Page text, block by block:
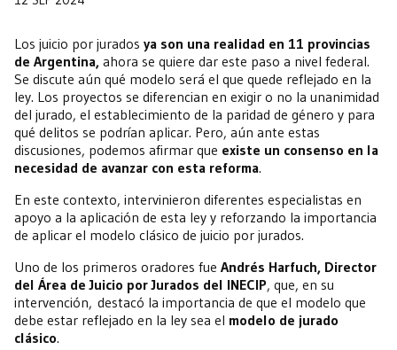
Los juicio por jurados ya son una realidad en 11 provincias
de Argentina, ahora se quiere dar este paso a nivel federal.
Se discute aún qué modelo será el que quede reflejado en la
ley. Los proyectos se diferencian en exigir o no la unanimidad
del jurado, el establecimiento de la paridad de género y para
qué delitos se podrían aplicar. Pero, aún ante estas
discusiones, podemos afirmar que existe un consenso en la
necesidad de avanzar con esta reforma.
En este contexto, intervinieron diferentes especialistas en
apoyo a la aplicación de esta ley y reforzando la importancia
de aplicar el modelo clásico de juicio por jurados.
Uno de los primeros oradores fue Andrés Harfuch, Director
del Área de Juicio por Jurados del INECIP, que, en su
intervención, destacó la importancia de que el modelo que
debe estar reflejado en la ley sea el modelo de jurado
clásico.